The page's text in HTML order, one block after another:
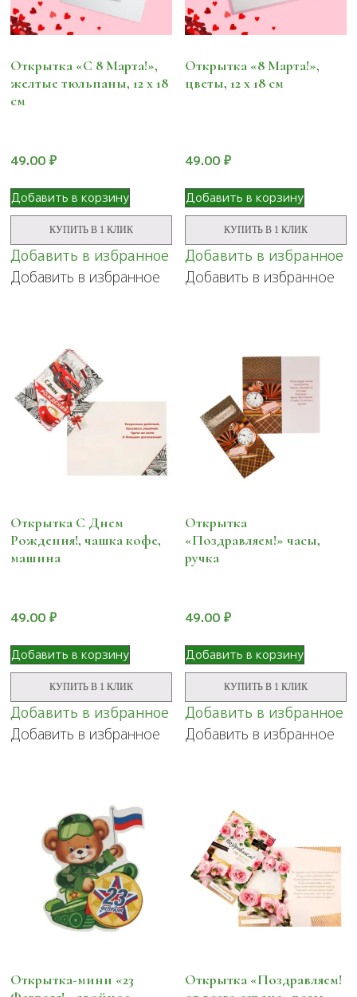
Открытка «С 8 Марта!»,
желтые тюльпаны, 12 х 18
см
49.00 ₽
Добавить в корзину
КУПИТЬ В 1 КЛИК
Добавить в избранное
Добавить в избранное
Открытка «8 Марта!»,
цветы, 12 х 18 см
49.00₽
Добавить в корзину
КУПИТЬ В 1 КЛИК
Добавить в избранное
Добавить в избранное
Открытка С Днем
Рождения!, чашка кофе,
машина
49.00 ₽
Добавить в корзину
КУПИТЬ В 1 КЛИК
Добавить в избранное
Добавить в избранное
Открытка
«Поздравляем!» часы,
ручка
49.00₽
Добавить в корзину
КУПИТЬ В 1 КЛИК
Добавить в избранное
Добавить в избранное
Открытка-мини «23
Открытка «Поздравляем!